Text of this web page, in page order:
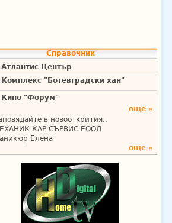
Справочник
Атлантис Център
Комплекс "Ботевградски хан"
Кино "Форум"
още »
в новооткрития..
КАР СЪРВИС ЕООД
Елена
още »